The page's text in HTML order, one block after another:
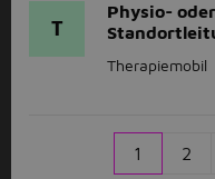
T
Physio-
Therapiemobil
1 2